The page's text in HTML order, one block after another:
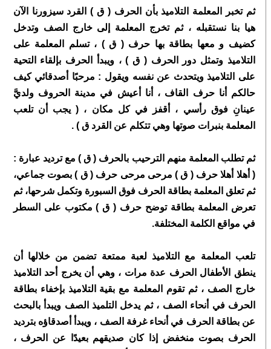
ثم تخبر المعلمة التلاميذ بأن الحرف ( ق ) القرد سيزورنا الآن
هيا بنا نستقبله ، ثم تخرج المعلمة إلى خارج الصف وتدخل
كضيف و معها بطاقة بها حرف ( ق ) ، تسلم المعلمة على
التلاميذ وتمثل دور الحرف ( ق ) ، ويبدأ الحرف بإلقاء التحية
على التلاميذ ويتحدث عن نفسه ويقول : مرحبًا أصدقائي كيف
حالكم أنا حرف القاف ، أنا أعيش في مدينة الحروف ولديَّ
عينانِ فوق رأسي ، أقفز في كل مكان ، ( يجب أن تلعب
المعلمة بنبرات صوتها وهي تتكلم عن القرد ق ) .
ثم تطلب المعلمة منهم الترحيب بالحرف ( ق ) مع ترديد عبارة :
( أهلا أهلا حرف ( ق ) مرحى مرحى حرف ( ق ) بصوت جماعي،
ثم تعلق المعلمة بطاقة الحرف فوق السبورة وتكمل شرحها، ثم
تعرض المعلمة بطاقة توضح حرف ( ق ) مكتوب على السطر
في مواقع الكلمة المختلفة.
تلعب المعلمة مع التلاميذ لعبة ممتعة تضمن من خلالها أن
ينطق الأطفال الحرف عدة مرات ، وهي أن يخرج أحد التلاميذ
خارج الصف ، ثم تقوم المعلمة مع بقية التلاميذ بإخفاء بطاقة
الحرف في أنحاء الصف ، ثم يدخل التلميذ الصف ويبدأ بالبحث
عن بطاقة الحرف في أنحاء غرفة الصف ، ويبدأ أصدقاؤه بترديد
الحرف بصوت منخفض إذا كان صديقهم بعيدًا عن الحرف ،